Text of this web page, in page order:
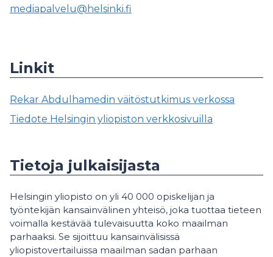
mediapalvelu@helsinki.fi
Linkit
Rekar Abdulhamedin väitöstutkimus verkossa
Tiedote Helsingin yliopiston verkkosivuilla
Tietoja julkaisijasta
Helsingin yliopisto on yli 40 000 opiskelijan ja
työntekijän kansainvälinen yhteisö, joka tuottaa tieteen
voimalla kestävää tulevaisuutta koko maailman
parhaaksi. Se sijoittuu kansainvälisissä
yliopistovertailuissa maailman sadan parhaan